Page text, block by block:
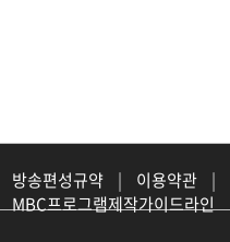
방송편성규약 | 이용약관 |
MBC프로그램제작가이드라인